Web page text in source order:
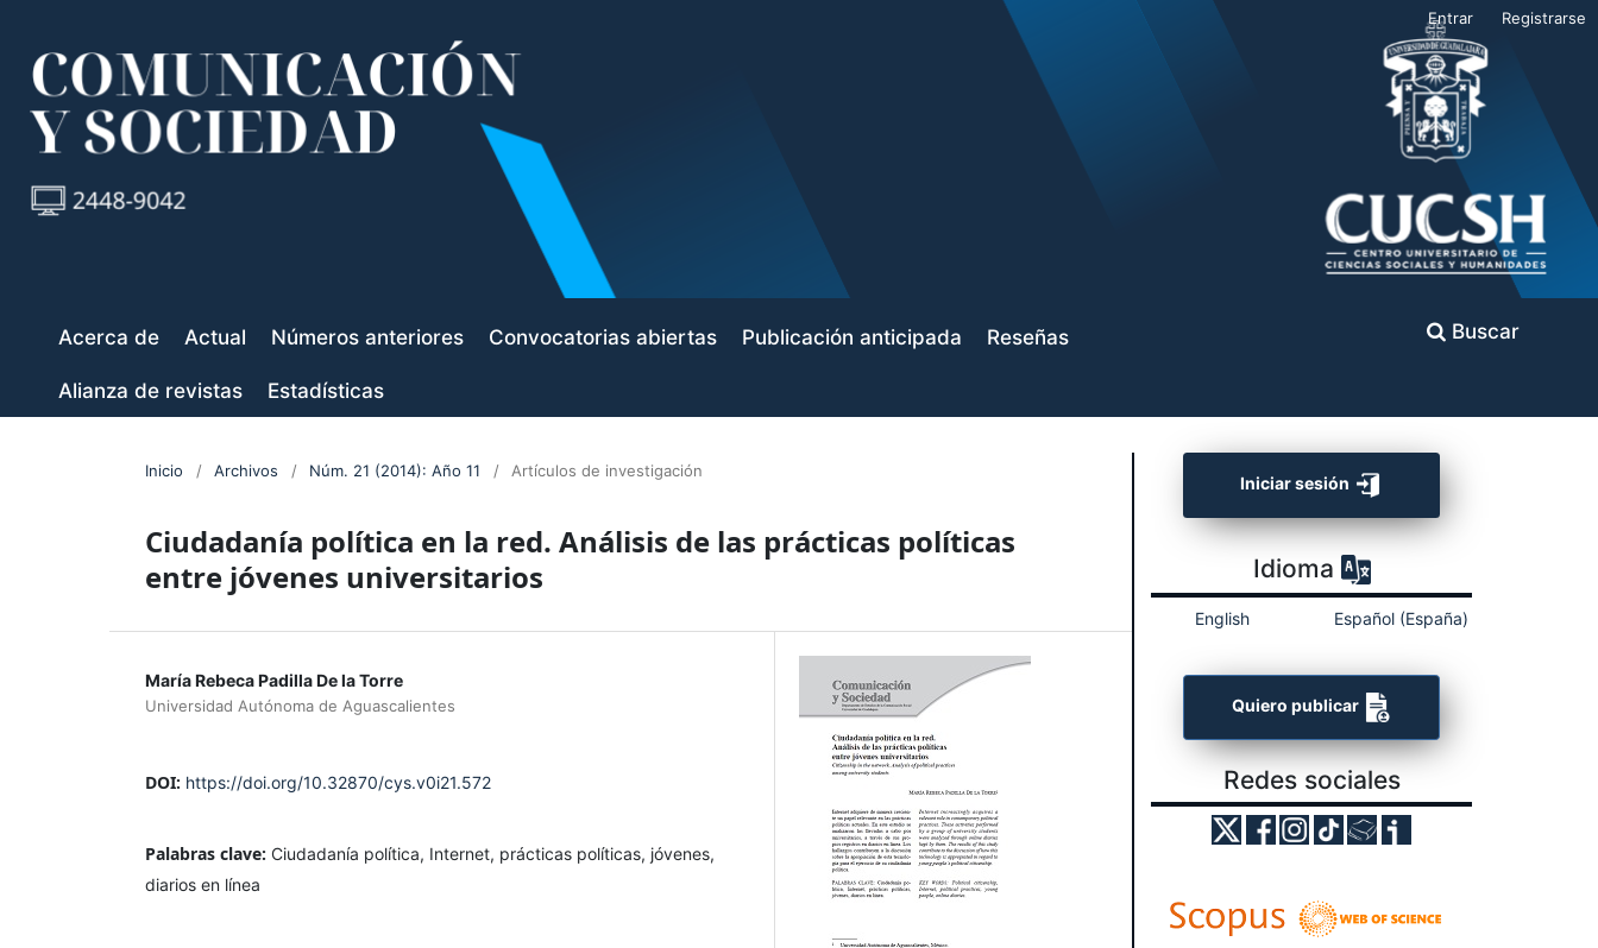
Acerca de Actual Números anteriores Convocatorias abiertas Publicación anticipada Reseñas
Alianza de revistas Estadísticas
Buscar
Entrar Registrarse
Inicio / Archivos / Núm. 21 (2014): Año 11 / Artículos de investigación
Ciudadanía política en la red. Análisis de las prácticas políticas
entre jóvenes universitarios
María Rebeca Padilla De la Torre
Universidad Autónoma de Aguascalientes
DOI: https://doi.org/10.32870/cys.v0i21.572
Palabras clave: Ciudadanía política, Internet, prácticas políticas, jóvenes,
diarios en línea
Iniciar sesión
Idioma
English Español (España)
Quiero publicar
Redes sociales